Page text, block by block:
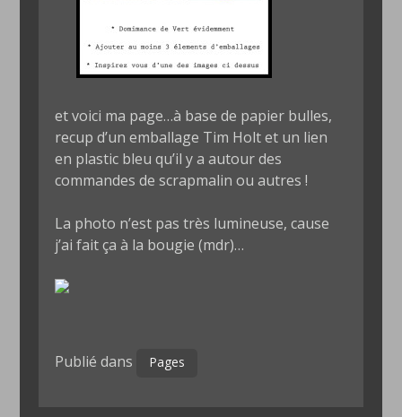
et voici ma page…à base de papier bulles,
recup d’un emballage Tim Holt et un lien
en plastic bleu qu’il y a autour des
commandes de scrapmalin ou autres !
La photo n’est pas très lumineuse, cause
j’ai fait ça à la bougie (mdr)…
Publié dans Pages